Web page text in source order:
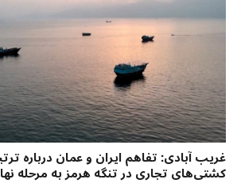
غریب آبادی: تفاهم ایران و عمان درباره
کشتی‌های تجاری در تنگه هرمز به مرحله